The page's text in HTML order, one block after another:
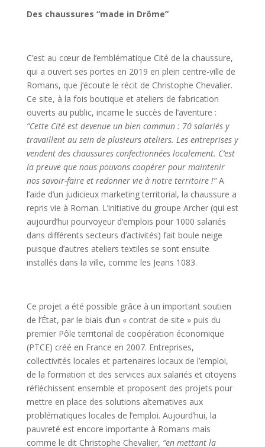
Des chaussures “made in Drôme”
C’est au cœur de l’emblématique Cité de la chaussure,
qui a ouvert ses portes en 2019 en plein centre-ville de
Romans, que j’écoute le récit de Christophe Chevalier.
Ce site, à la fois boutique et ateliers de fabrication
ouverts au public, incarne le succès de l’aventure :
“Cette Cité est devenue un bien commun : 70 salariés y
travaillent au sein de plusieurs ateliers. Les entreprises y
vendent des chaussures confectionnées localement. C’est
la preuve que nous pouvons coopérer pour maintenir
nos savoir-faire et redonner vie à notre territoire !”A
l’aide d’un judicieux marketing territorial, la chaussure a
repris vie à Roman. L’initiative du groupe Archer (qui est
aujourd’hui pourvoyeur d’emplois pour 1000 salariés
dans différents secteurs d’activités) fait boule neige
puisque d’autres ateliers textiles se sont ensuite
installés dans la ville, comme les Jeans 1083.
Ce projet a été possible grâce à un important soutien
de l’État, par le biais d’un « contrat de site » puis du
premier Pôle territorial de coopération économique
(PTCE) créé en France en 2007. Entreprises,
collectivités locales et partenaires locaux de l’emploi,
de la formation et des services aux salariés et citoyens
réfléchissent ensemble et proposent des projets pour
mettre en place des solutions alternatives aux
problématiques locales de l’emploi. Aujourd’hui, la
pauvreté est encore importante à Romans mais
comme le dit Christophe Chevalier, “en mettant la